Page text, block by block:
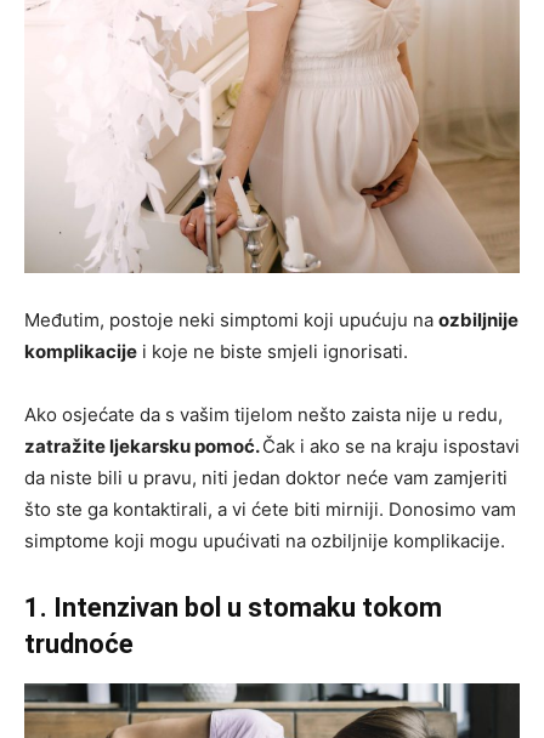
Međutim, postoje neki simptomi koji upućuju na ozbiljnije
komplikacije i koje ne biste smjeli ignorisati.
Ako osjećate da s vašim tijelom nešto zaista nije u redu,
zatražite ljekarsku pomoć.Čak i ako se na kraju ispostavi
da niste bili u pravu, niti jedan doktor neće vam zamjeriti
što ste ga kontaktirali, a vi ćete biti mirniji. Donosimo vam
simptome koji mogu upućivati na ozbiljnije komplikacije.
1. Intenzivan bol u stomaku tokom
trudnoće